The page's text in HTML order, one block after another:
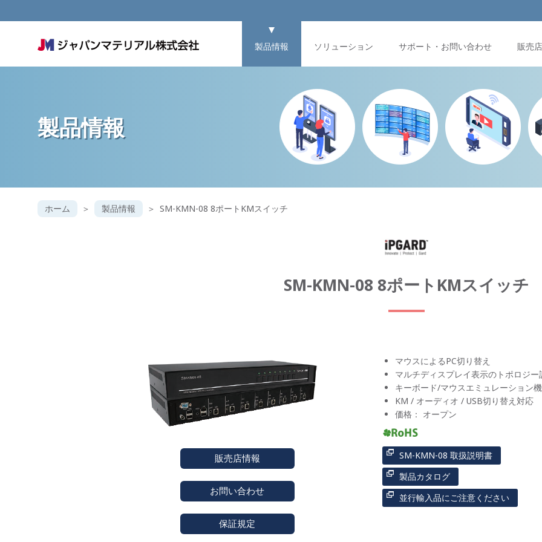
製品情報 ソリューション サポート・お問い合わせ 販売
製品情報
ホーム 製品情報 SM-KMN-08 8ポートKMスイッチ
SM-KMN-08 8ポートKMスイッチ
販売店情報
お問い合わせ
保証規定
マウスによるPC切り替え
マルチディスプレイ表示のトポロジー
キーボード/マウスエミュレーション
KM / オーディオ / USB切り替え対応
価格： オープン
SM-KMN-08 取扱説明書
製品カタログ
並行輸入品にご注意ください